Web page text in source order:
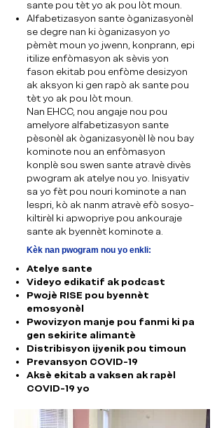
sante pou tèt yo ak pou lòt moun.
Alfabetizasyon sante òganizasyonèl
se degre nan ki òganizasyon yo
pèmèt moun yo jwenn, konprann, epi
itilize enfòmasyon ak sèvis yon
fason ekitab pou enfòme desizyon
ak aksyon ki gen rapò ak sante pou
tèt yo ak pou lòt moun.
Nan EHCC, nou angaje nou pou
amelyore alfabetizasyon sante
pèsonèl ak òganizasyonèl lè nou bay
kominote nou an enfòmasyon
konplè sou swen sante atravè divès
pwogram ak atelye nou yo. Inisyativ
sa yo fèt pou nouri kominote a nan
lespri, kò ak nanm atravè efò sosyo-
kiltirèl ki apwopriye pou ankouraje
sante ak byennèt kominote a.
Kèk nan pwogram nou yo enkli:
Atelye sante
Videyo edikatif ak podcast
Pwojè RISE pou byennèt
emosyonèl
Pwovizyon manje pou fanmi ki pa
gen sekirite alimantè
Distribisyon ijyenik pou timoun
Prevansyon COVID-19
Aksè ekitab a vaksen ak rapèl
COVID-19 yo